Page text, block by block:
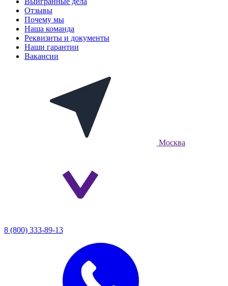
Отзывы
Почему мы
Наша команда
Реквизиты и документы
Наши гарантии
Вакансии
Москва
8 (800) 333-89-13